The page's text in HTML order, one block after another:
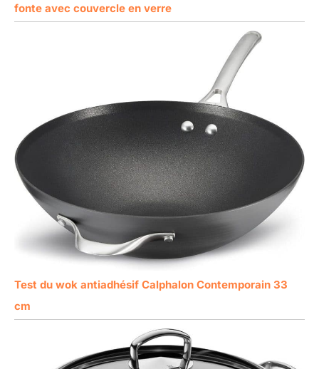
fonte avec couvercle en verre
Test du wok antiadhésif Calphalon Contemporain 33
cm